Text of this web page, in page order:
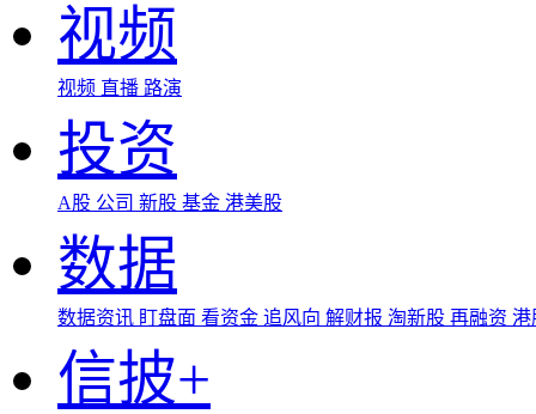
视频
视频 直播 路演
投资
A股 公司 新股 基金 港美股
数据
数据资讯 盯盘面 看资金 追风向 解财报 淘新股 再融资
信披+